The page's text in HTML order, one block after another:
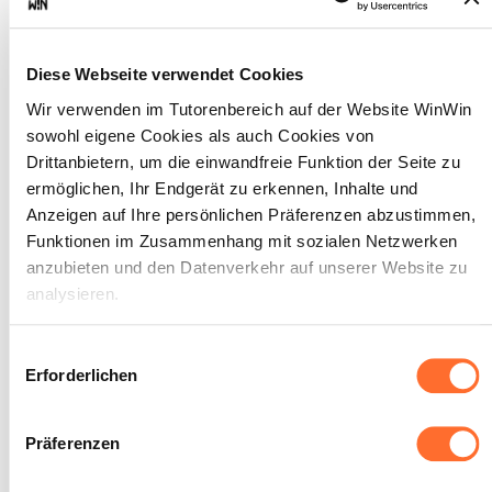
Diese Webseite verwendet Cookies
Wir verwenden im Tutorenbereich auf der Website WinWin
sowohl eigene Cookies als auch Cookies von
Drittanbietern, um die einwandfreie Funktion der Seite zu
ermöglichen, Ihr Endgerät zu erkennen, Inhalte und
Anzeigen auf Ihre persönlichen Präferenzen abzustimmen,
Funktionen im Zusammenhang mit sozialen Netzwerken
anzubieten und den Datenverkehr auf unserer Website zu
analysieren.
akzeptieren, ablehnen oder konfigurieren. Davon
ausgenommen sind Cookies, die für die Funktion der
Website unbedingt erforderlich sind. Eine Beschreibung der
verschiedenen Cookies finden sie oben unter „Details“.
Erforderlichen
Präferenzen
Kommunikation ist weitgehend
Er/Sie reagiert weitgehend offen auf
Hypothesen und Interpretationen.
3
Der/Die Auszubildende ist in
der Lage ein selbst- und
Verhalten der Adressaten zu
reagieren. Er/Sie schützt den